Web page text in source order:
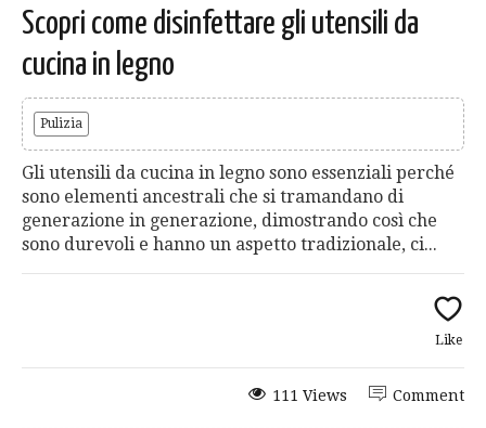
Scopri come disinfettare gli utensili da
cucina in legno
Pulizia
Gli utensili da cucina in legno sono essenziali perché
sono elementi ancestrali che si tramandano di
generazione in generazione, dimostrando così che
sono durevoli e hanno un aspetto tradizionale, ci...
Like
Comment
111 Views